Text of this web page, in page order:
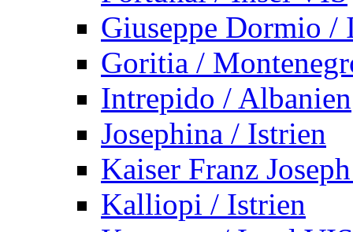
Giuseppe Dormio /
Goritia /
Intrepido / Albanien
Josephina / Istrien
Kaiser Franz
Kalliopi / Istrien